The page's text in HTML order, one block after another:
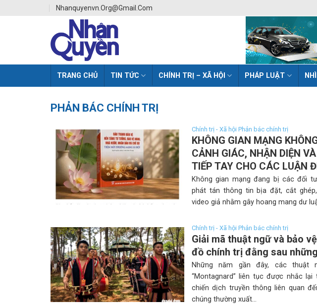
Nhanquyenvn.org@gmail.com
TRANG CHỦ TIN TỨC CHÍNH TRỊ – XÃ HỘI PHÁP LUẬT
PHẢN BÁC CHÍNH TRỊ
Chính trị - Xã hội Phản bác chính trị
KHÔNG GIAN MẠNG
CẢNH GIÁC, NHẬN DIỆN
TIẾP TAY CHO CÁC LUẬN
Không gian mạng đang bị các đối
phát tán thông tin bịa đặt, cắt
video giả nhằm gây hoang mang dư
Chính trị - Xã hội Phản bác chính trị
Giải mã thuật ngữ và bảo
đồ chính trị đằng sau
Những năm gần đây, các thuật
“Montagnard” liên tục được nhắc
chiến dịch truyền thông liên quan
chúng thường xuất...